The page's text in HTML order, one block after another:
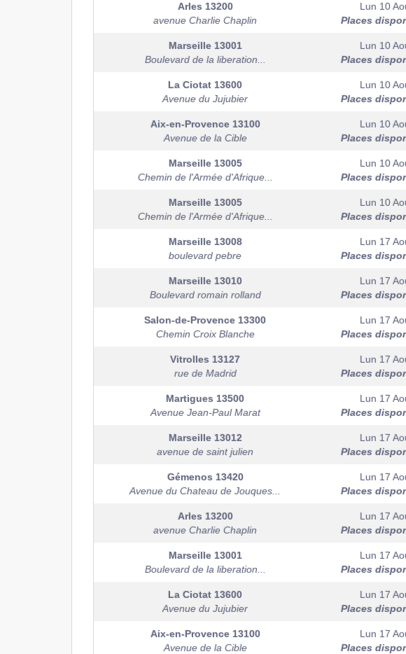
Arles 13200
avenue Charlie Chaplin
Lun 10
Places
Marseille 13001
Boulevard de la liberation...
Lun 10
Places
La Ciotat 13600
Avenue du Jujubier
Lun 10
Places
Aix-en-Provence 13100
Avenue de la Cible
Lun 10
Places
Marseille 13005
Chemin de l'Armée d'Afrique...
Lun 10
Places
Marseille 13005
Chemin de l'Armée d'Afrique...
Lun 10
Places
Marseille 13008
boulevard pebre
Lun 17
Places
Marseille 13010
Boulevard romain rolland
Lun 17
Places
Salon-de-Provence 13300
Chemin Croix Blanche
Lun 17
Places
Vitrolles 13127
rue de Madrid
Lun 17
Places
Martigues 13500
Avenue Jean-Paul Marat
Lun 17
Places
Marseille 13012
avenue de saint julien
Lun 17
Places
Gémenos 13420
Avenue du Chateau de Jouques...
Lun 17
Places
Arles 13200
avenue Charlie Chaplin
Lun 17
Places
Marseille 13001
Boulevard de la liberation...
Lun 17
Places
La Ciotat 13600
Avenue du Jujubier
Lun 17
Places
Aix-en-Provence 13100
Avenue de la Cible
Lun 17
Places